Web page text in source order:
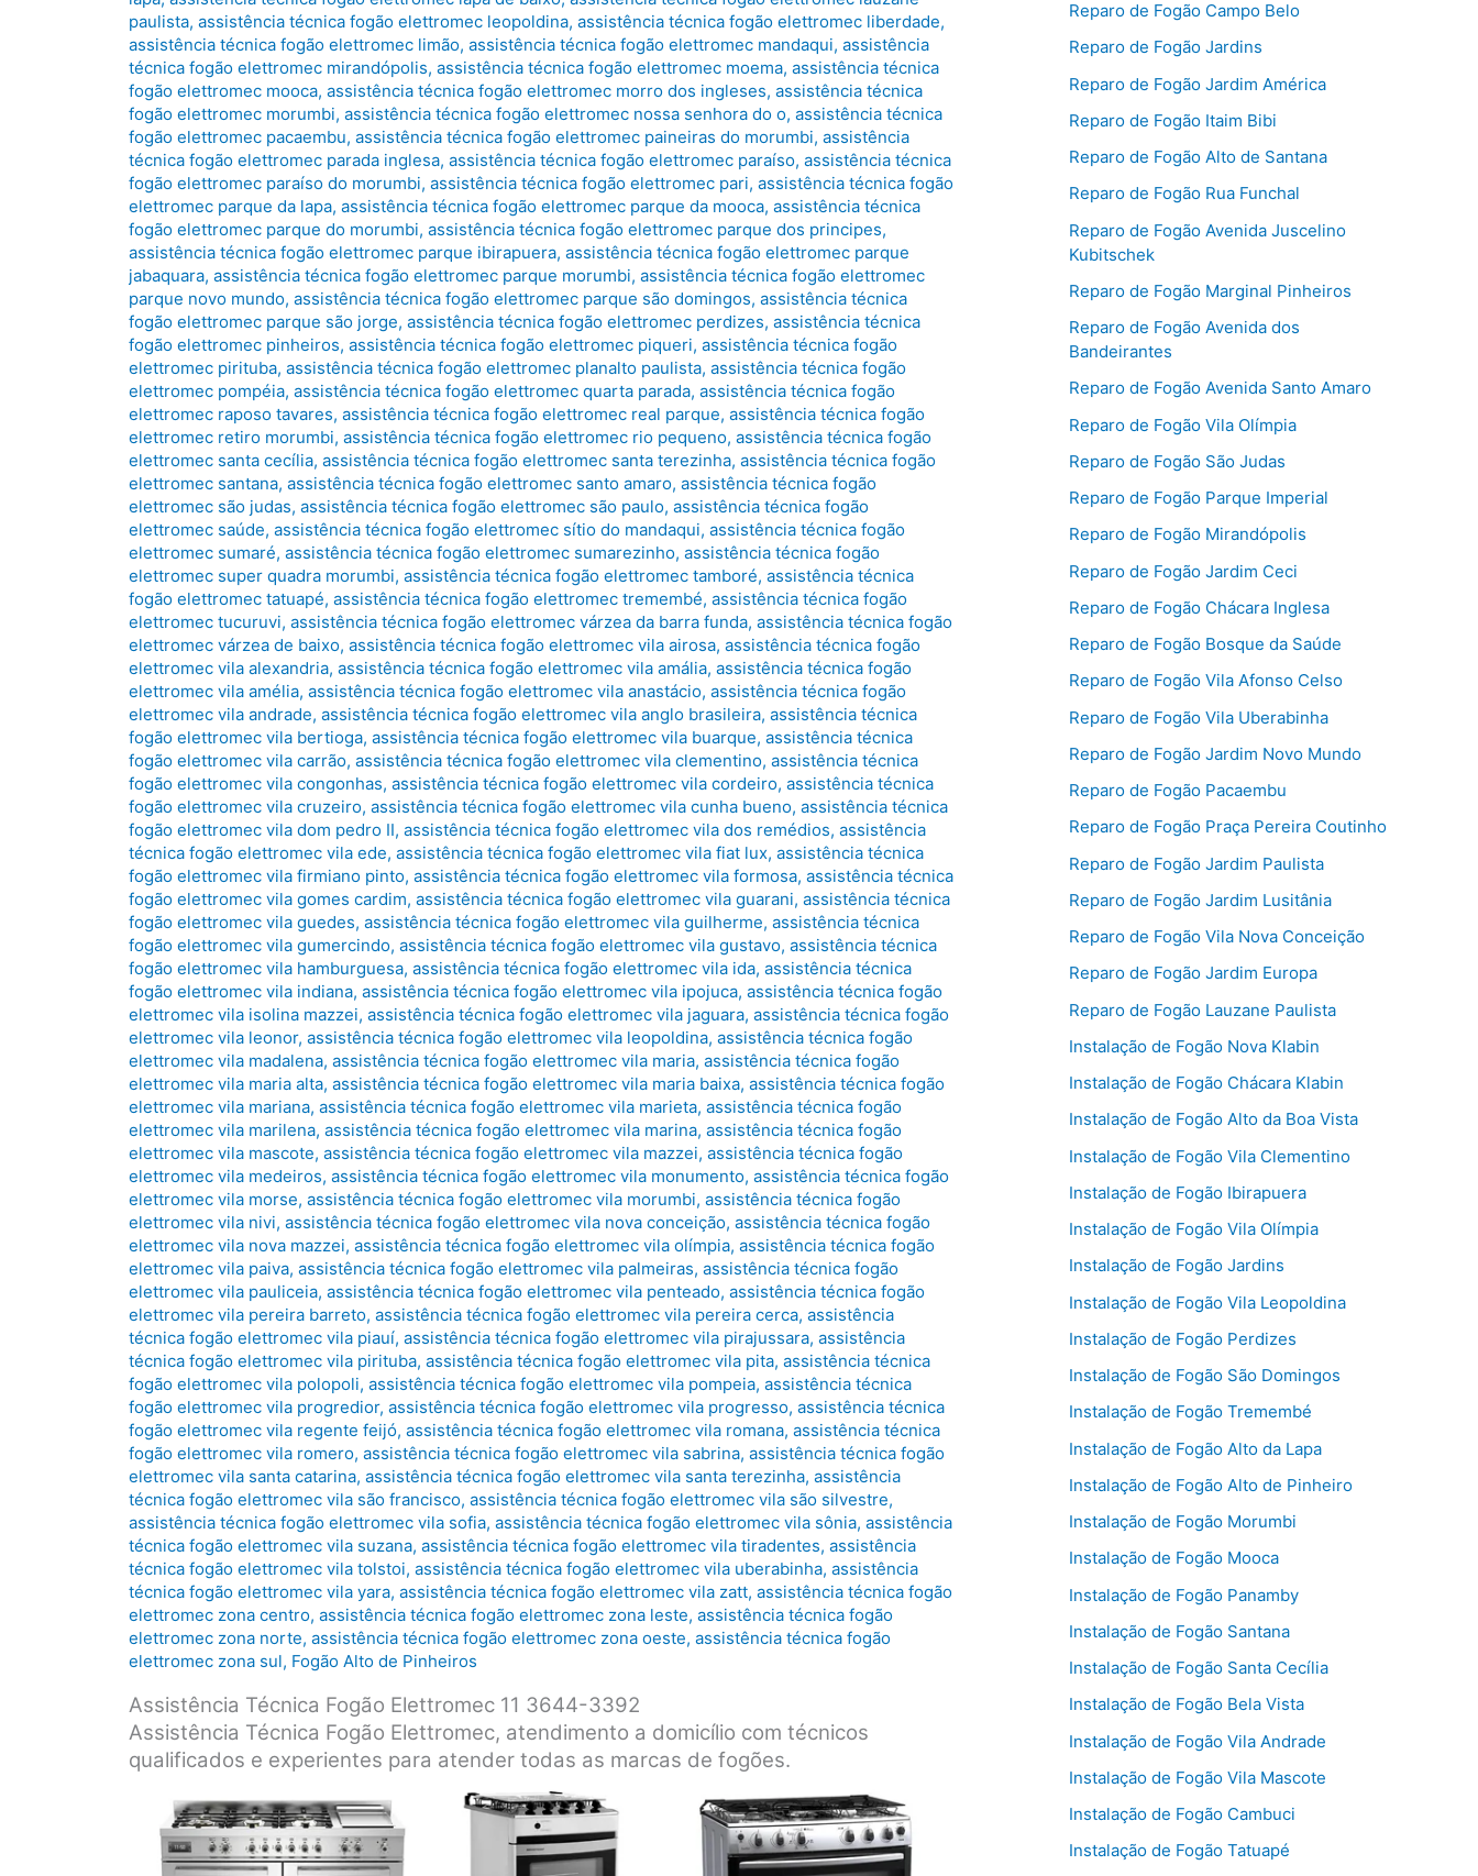
paulista, assistência técnica fogão elettromec leopoldina, assistência técnica fogão elettromec liberdade,
assistência técnica fogão elettromec limão, assistência técnica fogão elettromec mandaqui, assistência
técnica fogão elettromec mirandópolis, assistência técnica fogão elettromec moema, assistência técnica
fogão elettromec mooca, assistência técnica fogão elettromec morro dos ingleses, assistência técnica
fogão elettromec morumbi, assistência técnica fogão elettromec nossa senhora do o, assistência técnica
fogão elettromec pacaembu, assistência técnica fogão elettromec paineiras do morumbi, assistência
técnica fogão elettromec parada inglesa, assistência técnica fogão elettromec paraíso, assistência técnica
fogão elettromec paraíso do morumbi, assistência técnica fogão elettromec pari, assistência técnica fogão
elettromec parque da lapa, assistência técnica fogão elettromec parque da mooca, assistência técnica
fogão elettromec parque do morumbi, assistência técnica fogão elettromec parque dos principes,
assistência técnica fogão elettromec parque ibirapuera, assistência técnica fogão elettromec parque
jabaquara, assistência técnica fogão elettromec parque morumbi, assistência técnica fogão elettromec
parque novo mundo, assistência técnica fogão elettromec parque são domingos, assistência técnica
fogão elettromec parque são jorge, assistência técnica fogão elettromec perdizes, assistência técnica
fogão elettromec pinheiros, assistência técnica fogão elettromec piqueri, assistência técnica fogão
elettromec pirituba, assistência técnica fogão elettromec planalto paulista, assistência técnica fogão
elettromec pompéia, assistência técnica fogão elettromec quarta parada, assistência técnica fogão
elettromec raposo tavares, assistência técnica fogão elettromec real parque, assistência técnica fogão
elettromec retiro morumbi, assistência técnica fogão elettromec rio pequeno, assistência técnica fogão
elettromec santa cecília, assistência técnica fogão elettromec santa terezinha, assistência técnica fogão
elettromec santana, assistência técnica fogão elettromec santo amaro, assistência técnica fogão
elettromec são judas, assistência técnica fogão elettromec são paulo, assistência técnica fogão
elettromec saúde, assistência técnica fogão elettromec sítio do mandaqui, assistência técnica fogão
elettromec sumaré, assistência técnica fogão elettromec sumarezinho, assistência técnica fogão
elettromec super quadra morumbi, assistência técnica fogão elettromec tamboré, assistência técnica
fogão elettromec tatuapé, assistência técnica fogão elettromec tremembé, assistência técnica fogão
elettromec tucuruvi, assistência técnica fogão elettromec várzea da barra funda, assistência técnica fogão
elettromec várzea de baixo, assistência técnica fogão elettromec vila airosa, assistência técnica fogão
elettromec vila alexandria, assistência técnica fogão elettromec vila amália, assistência técnica fogão
elettromec vila amélia, assistência técnica fogão elettromec vila anastácio, assistência técnica fogão
elettromec vila andrade, assistência técnica fogão elettromec vila anglo brasileira, assistência técnica
fogão elettromec vila bertioga, assistência técnica fogão elettromec vila buarque, assistência técnica
fogão elettromec vila carrão, assistência técnica fogão elettromec vila clementino, assistência técnica
fogão elettromec vila congonhas, assistência técnica fogão elettromec vila cordeiro, assistência técnica
fogão elettromec vila cruzeiro, assistência técnica fogão elettromec vila cunha bueno, assistência técnica
fogão elettromec vila dom pedro II, assistência técnica fogão elettromec vila dos remédios, assistência
técnica fogão elettromec vila ede, assistência técnica fogão elettromec vila fiat lux, assistência técnica
fogão elettromec vila firmiano pinto, assistência técnica fogão elettromec vila formosa, assistência técnica
fogão elettromec vila gomes cardim, assistência técnica fogão elettromec vila guarani, assistência técnica
fogão elettromec vila guedes, assistência técnica fogão elettromec vila guilherme, assistência técnica
fogão elettromec vila gumercindo, assistência técnica fogão elettromec vila gustavo, assistência técnica
fogão elettromec vila hamburguesa, assistência técnica fogão elettromec vila ida, assistência técnica
fogão elettromec vila indiana, assistência técnica fogão elettromec vila ipojuca, assistência técnica fogão
elettromec vila isolina mazzei, assistência técnica fogão elettromec vila jaguara, assistência técnica fogão
elettromec vila leonor, assistência técnica fogão elettromec vila leopoldina, assistência técnica fogão
elettromec vila madalena, assistência técnica fogão elettromec vila maria, assistência técnica fogão
elettromec vila maria alta, assistência técnica fogão elettromec vila maria baixa, assistência técnica fogão
elettromec vila mariana, assistência técnica fogão elettromec vila marieta, assistência técnica fogão
elettromec vila marilena, assistência técnica fogão elettromec vila marina, assistência técnica fogão
elettromec vila mascote, assistência técnica fogão elettromec vila mazzei, assistência técnica fogão
elettromec vila medeiros, assistência técnica fogão elettromec vila monumento, assistência técnica fogão
elettromec vila morse, assistência técnica fogão elettromec vila morumbi, assistência técnica fogão
elettromec vila nivi, assistência técnica fogão elettromec vila nova conceição, assistência técnica fogão
elettromec vila nova mazzei, assistência técnica fogão elettromec vila olímpia, assistência técnica fogão
elettromec vila paiva, assistência técnica fogão elettromec vila palmeiras, assistência técnica fogão
elettromec vila pauliceia, assistência técnica fogão elettromec vila penteado, assistência técnica fogão
elettromec vila pereira barreto, assistência técnica fogão elettromec vila pereira cerca, assistência
técnica fogão elettromec vila piauí, assistência técnica fogão elettromec vila pirajussara, assistência
técnica fogão elettromec vila pirituba, assistência técnica fogão elettromec vila pita, assistência técnica
fogão elettromec vila polopoli, assistência técnica fogão elettromec vila pompeia, assistência técnica
fogão elettromec vila progredior, assistência técnica fogão elettromec vila progresso, assistência técnica
fogão elettromec vila regente feijó, assistência técnica fogão elettromec vila romana, assistência técnica
fogão elettromec vila romero, assistência técnica fogão elettromec vila sabrina, assistência técnica fogão
elettromec vila santa catarina, assistência técnica fogão elettromec vila santa terezinha, assistência
técnica fogão elettromec vila são francisco, assistência técnica fogão elettromec vila são silvestre,
assistência técnica fogão elettromec vila sofia, assistência técnica fogão elettromec vila sônia, assistência
técnica fogão elettromec vila suzana, assistência técnica fogão elettromec vila tiradentes, assistência
técnica fogão elettromec vila tolstoi, assistência técnica fogão elettromec vila uberabinha, assistência
técnica fogão elettromec vila yara, assistência técnica fogão elettromec vila zatt, assistência técnica fogão
elettromec zona centro, assistência técnica fogão elettromec zona leste, assistência técnica fogão
elettromec zona norte, assistência técnica fogão elettromec zona oeste, assistência técnica fogão
elettromec zona sul, Fogão Alto de Pinheiros
Assistência Técnica Fogão Elettromec 11 3644-3392
Assistência Técnica Fogão Elettromec, atendimento a domicílio com técnicos
qualificados e experientes para atender todas as marcas de fogões.
Reparo de Fogão Campo Belo
Reparo de Fogão Jardins
Reparo de Fogão Jardim América
Reparo de Fogão Itaim Bibi
Reparo de Fogão Alto de Santana
Reparo de Fogão Rua Funchal
Reparo de Fogão Avenida Juscelino
Kubitschek
Reparo de Fogão Marginal Pinheiros
Reparo de Fogão Avenida dos
Bandeirantes
Reparo de Fogão Avenida Santo Amaro
Reparo de Fogão Vila Olímpia
Reparo de Fogão São Judas
Reparo de Fogão Parque Imperial
Reparo de Fogão Mirandópolis
Reparo de Fogão Jardim Ceci
Reparo de Fogão Chácara Inglesa
Reparo de Fogão Bosque da Saúde
Reparo de Fogão Vila Afonso Celso
Reparo de Fogão Vila Uberabinha
Reparo de Fogão Jardim Novo Mundo
Reparo de Fogão Pacaembu
Reparo de Fogão Praça Pereira Coutinho
Reparo de Fogão Jardim Paulista
Reparo de Fogão Jardim Lusitânia
Reparo de Fogão Vila Nova Conceição
Reparo de Fogão Jardim Europa
Reparo de Fogão Lauzane Paulista
Instalação de Fogão Nova Klabin
Instalação de Fogão Chácara Klabin
Instalação de Fogão Alto da Boa Vista
Instalação de Fogão Vila Clementino
Instalação de Fogão Ibirapuera
Instalação de Fogão Vila Olímpia
Instalação de Fogão Jardins
Instalação de Fogão Vila Leopoldina
Instalação de Fogão Perdizes
Instalação de Fogão São Domingos
Instalação de Fogão Tremembé
Instalação de Fogão Alto da Lapa
Instalação de Fogão Alto de Pinheiro
Instalação de Fogão Morumbi
Instalação de Fogão Mooca
Instalação de Fogão Panamby
Instalação de Fogão Santana
Instalação de Fogão Santa Cecília
Instalação de Fogão Bela Vista
Instalação de Fogão Vila Andrade
Instalação de Fogão Vila Mascote
Instalação de Fogão Cambuci
Instalação de Fogão Tatuapé